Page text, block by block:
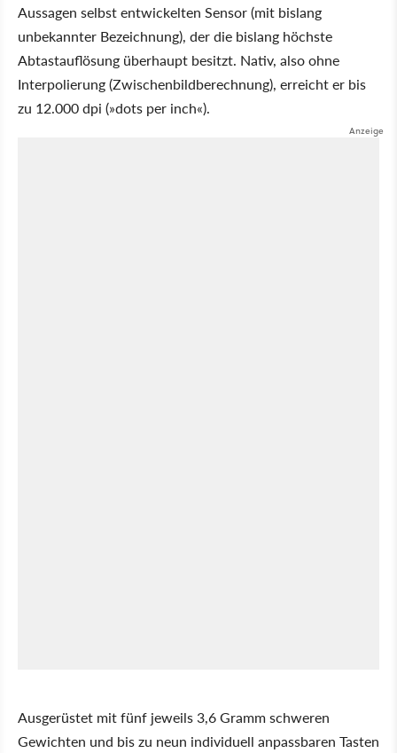
Aussagen selbst entwickelten Sensor (mit bislang
unbekannter Bezeichnung), der die bislang höchste
Abtastauflösung überhaupt besitzt. Nativ, also ohne
Interpolierung (Zwischenbildberechnung), erreicht er bis
zu 12.000 dpi (»dots per inch«).
Ausgerüstet mit fünf jeweils 3,6 Gramm schweren
Gewichten und bis zu neun individuell anpassbaren Tasten